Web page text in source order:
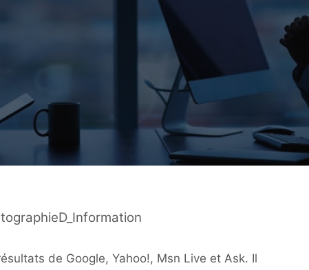
de Google, Yahoo!, Msn Live et Ask. Il